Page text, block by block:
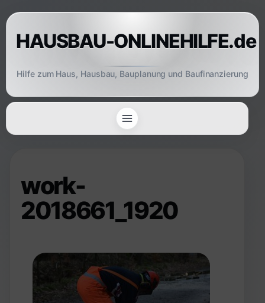
Skip
to
contentHAUSBAU-ONLINEHILFE.de
Hilfe zum Haus, Hausbau, Bauplanung und Baufinanzierung
work-
2018661_1920